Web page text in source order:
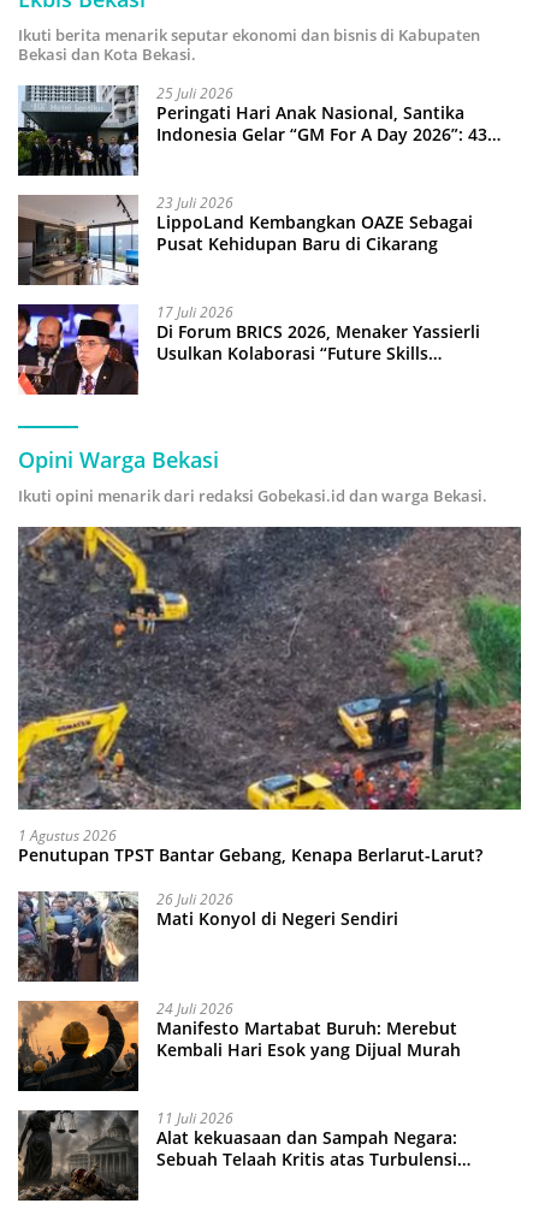
Ikuti berita menarik seputar ekonomi dan bisnis di Kabupaten
Bekasi dan Kota Bekasi.
25 Juli 2026
Peringati Hari Anak Nasional, Santika
Indonesia Gelar “GM For A Day 2026”: 43
23 Juli 2026
LippoLand Kembangkan OAZE Sebagai
Pusat Kehidupan Baru di Cikarang
17 Juli 2026
Di Forum BRICS 2026, Menaker Yassierli
Usulkan Kolaborasi “Future Skills
Opini Warga Bekasi
Ikuti opini menarik dari redaksi Gobekasi.id dan warga Bekasi.
1 Agustus 2026
Penutupan TPST Bantar Gebang, Kenapa Berlarut-Larut?
26 Juli 2026
Mati Konyol di Negeri Sendiri
24 Juli 2026
Manifesto Martabat Buruh: Merebut
Kembali Hari Esok yang Dijual Murah
11 Juli 2026
Alat kekuasaan dan Sampah Negara:
Sebuah Telaah Kritis atas Turbulensi